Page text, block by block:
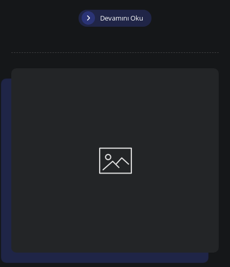
Devamını Oku